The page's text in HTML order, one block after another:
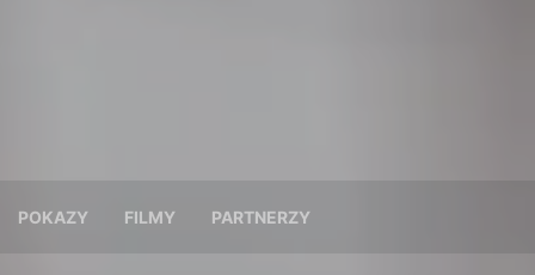
POKAZY FILMY PARTNERZY